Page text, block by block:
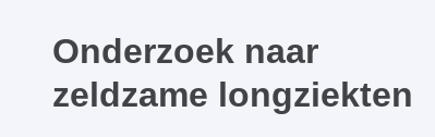
Onderzoek naar
zeldzame longziekten